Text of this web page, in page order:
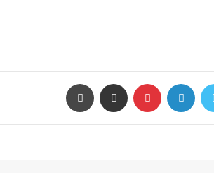
تويتر لينكدإن بينتيريست مشاركة عبر البريد